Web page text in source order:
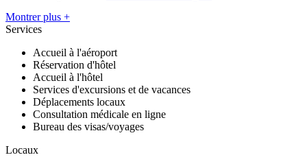
Montrer plus +
Services
Accueil à l'aéroport
Réservation d'hôtel
Accueil à l'hôtel
Services d'excursions et de vacances
Déplacements locaux
Consultation médicale en ligne
Bureau des visas/voyages
Locaux